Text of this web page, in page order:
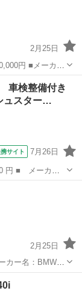
2月25日
2,000cc ■年
車検整備付き
スター…
サイト 7月26日
名： ３２０
ート ■ 排気
2月25日